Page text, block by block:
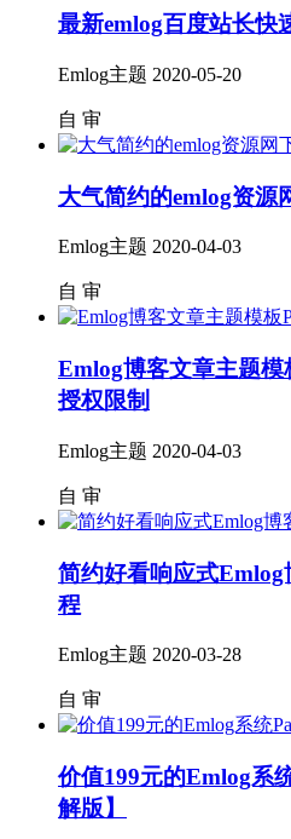
最新emlog百度站长快
Emlog主题 2020-05-20
自 审
大气简约的emlog资源
Emlog主题 2020-04-03
自 审
Emlog博客文章主题
授权限制
Emlog主题 2020-04-03
自 审
简约好看响应式
程
Emlog主题 2020-03-28
自 审
价值199元的Emlog系
解版】